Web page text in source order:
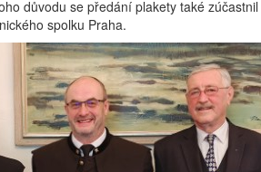
důvodu se předání plakety také
spolku Praha.